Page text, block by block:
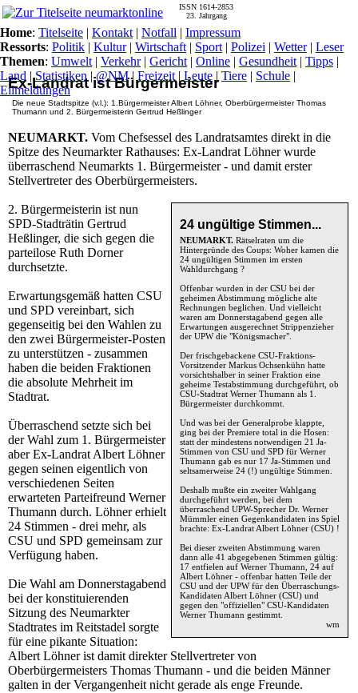
Ex-Landrat ist Bürgermeister
Die neue Stadtspitze (v.l.): 1.Bürgermeister Albert Löhner, Oberbürgermeister Thomas
Thumann und 2. Bürgermeisterin Gertrud Heßlinger
NEUMARKT. Vom Chefsessel des Landratsamtes direkt in die
Spitze des Neumarkter Rathauses: Ex-Landrat Löhner wurde
überraschend Neumarkts 1. Bürgermeister - und damit erster
Stellvertreter des Oberbürgermeisters.
24 ungültige Stimmen...
NEUMARKT.Rätselraten um die
Hintergründe des Coups: Woher kamen die
24 ungültigen Stimmen im ersten
Wahldurchgang ?
Offenbar wurden in der CSU bei der
geheimen Abstimmung mögliche alte
Rechnungen beglichen. Und vielleicht
waren am Donnerstagabend gegen alle
Erwartungen ausgerechnet Strippenzieher
der UPW die "Königsmacher".
Der frischgebackene CSU-Fraktions-
Vorsitzender Markus Ochsenkühn hatte
vorsichtshalber in seiner Fraktion eine
geheime Testabstimmung durchgeführt, ob
CSU-Stadtrat Werner Thumann als 1.
Bürgermeister durchkommt.
Und was bei der Generalprobe klappte,
ging bei der Premiere total in die Hosen:
statt der mindestens notwendigen 21 Ja-
Stimmen von CSU und SPD für Werner
Thumann gab es nur 17 Ja-Stimmen und
seltsamerweise 24 (!) ungültige Stimmen.
Deshalb mußte ein zweiter Wahlgang
durchgeführt werden, bei dem
überraschend UPW-Sprecher Dr. Werner
Mümmler einen Gegenkandidaten ins Spiel
brachte: Ex-Landrat Albert Löhner (CSU) !
Bei dieser zweiten Abstimmung waren
dann alle 41 abgegebenen Stimmen gültig:
17 entfielen auf Werner Thumann, 24 auf
Albert Löhner - offenbar hatten Teile der
CSU und der UPW für den Überraschungs-
Kandidaten Albert Löhner (CSU) und
gegen den "offiziellen" CSU-Kandidaten
Werner Thumann gestimmt.
wm
2. Bürgermeisterin ist nun
SPD-Stadträtin Gertrud
Heßlinger, die sich gegen die
parteilose Ruth Dorner
durchsetzte.
Erwartungsgemäß hatten CSU
und SPD vereinbart, sich
gegenseitig bei den Wahlen zu
den zwei Bürgermeister-Posten
zu unterstützen - zusammen
haben die beiden Fraktionen
die absolute Mehrheit im
Stadtrat.
Überraschend setzte sich bei
der Wahl zum 1. Bürgermeister
aber Ex-Landrat Albert Löhner
gegen seinen eigentlich von
verschiedenen Seiten
erwarteten Parteifreund Werner
Thumann durch. Löhner erhielt
24 Stimmen - drei mehr, als
CSU und SPD gemeinsam zur
Verfügung haben.
Die Wahl am Donnerstagabend
bei der konstituierenden
Sitzung des Neumarkter
Stadtrates im Reitstadel sorgte
für eine pikante Situation:
Albert Löhner ist damit direkter Stellvertreter von
Oberbürgermeisters Thomas Thumann - und die beiden Männer
galten in der Vergangenheit nicht gerade als enge Freunde.
ISSN 1614-2853
23. Jahrgang
Home: Titelseite | Kontakt | Notfall | Impressum
Ressorts: Politik | Kultur| Wirtschaft | Sport | Polizei | Wetter| Leser
Themen: Umwelt | Verkehr| Gericht | Online | Gesundheit | Tipps |
Land |Statistiken |@NM| Freizeit | Leute | Tiere | Schule |
Eilmeldungen